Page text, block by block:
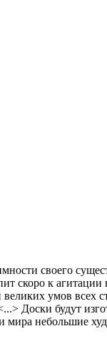
своего
скоро к агитации
умов всех
Доски будут
небольшие